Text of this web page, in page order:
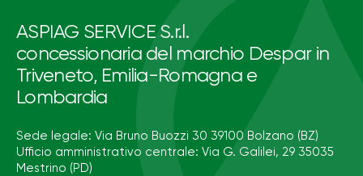
ASPIAG SERVICE S.r.l.
concessionaria del marchio Despar in
Triveneto, Emilia-Romagna e
Lombardia
Sede legale: Via Bruno Buozzi 30 39100 Bolzano (BZ)
Ufficio amministrativo centrale: Via G. Galilei, 29 35035
Mestrino (PD)